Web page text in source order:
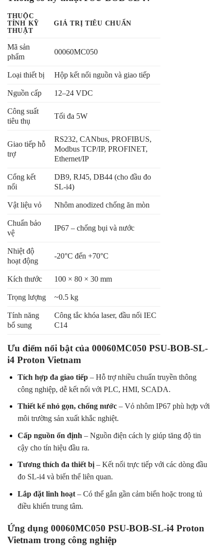
THUỘC
TÍNH KỸ
THUẬT
GIÁ TRỊ TIÊU CHUẨN
Mã sản
phẩm
00060MC050
Loại thiết bị Hộp kết nối nguồn và giao tiếp
Nguồn cấp 12–24 VDC
Công suất
tiêu thụ
Tối đa 5W
Giao tiếp hỗ
trợ
RS232, CANbus, PROFIBUS,
Modbus TCP/IP, PROFINET,
Ethernet/IP
Cổng kết
nối
DB9, RJ45, DB44 (cho đầu đo
SL-i4)
Vật liệu vỏ Nhôm anodized chống ăn mòn
Chuẩn bảo
vệ
IP67 – chống bụi và nước
Nhiệt độ
hoạt động
-20°C đến +70°C
Kích thước 100 × 80 × 30 mm
Trọng lượng ~0.5 kg
Tính năng
bổ sung
Công tắc khóa laser, đầu nối IEC
C14
Ưu điểm nổi bật của 00060MC050 PSU-BOB-SL-
i4 Proton Vietnam
Tích hợp đa giao tiếp– Hỗ trợ nhiều chuẩn truyền thông
công nghiệp, dễ kết nối với PLC, HMI, SCADA.
Thiết kế nhỏ gọn, chống nước– Vỏ nhôm IP67 phù hợp với
môi trường sản xuất khắc nghiệt.
Cấp nguồn ổn định – Nguồn điện cách ly giúp tăng độ tin
cậy cho tín hiệu đầu ra.
Tương thích đa thiết bị– Kết nối trực tiếp với các dòng đầu
đo SL-i4 và biến thể liên quan.
Lắp đặt linh hoạt– Có thể gắn gần cảm biến hoặc trong tủ
điều khiển trung tâm.
Ứng dụng 00060MC050 PSU-BOB-SL-i4 Proton
Vietnam trong công nghiệp